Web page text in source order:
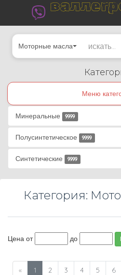
Моторные масла
Меню
Минеральные 9999
Полусинтетическое 9999
Синтетические 9999
Категория:
Цена от до
« 1 2 3 4 5 6